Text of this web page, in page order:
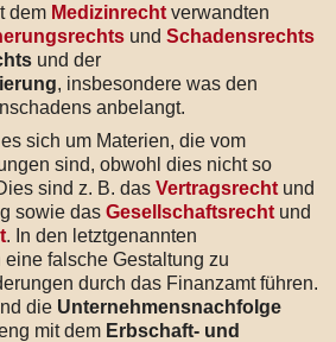
dem Medizinrecht verwandten
und Schadensrechts
und der
, insbesondere was den
anbelangt.
sich um Materien, die vom
sind, obwohl dies nicht so
sind z. B. das Vertragsrecht und
sowie das Gesellschaftsrecht und
. In den letztgenannten
falsche Gestaltung zu
durch das Finanzamt führen.
die Unternehmensnachfolge
mit dem Erbschaft- und